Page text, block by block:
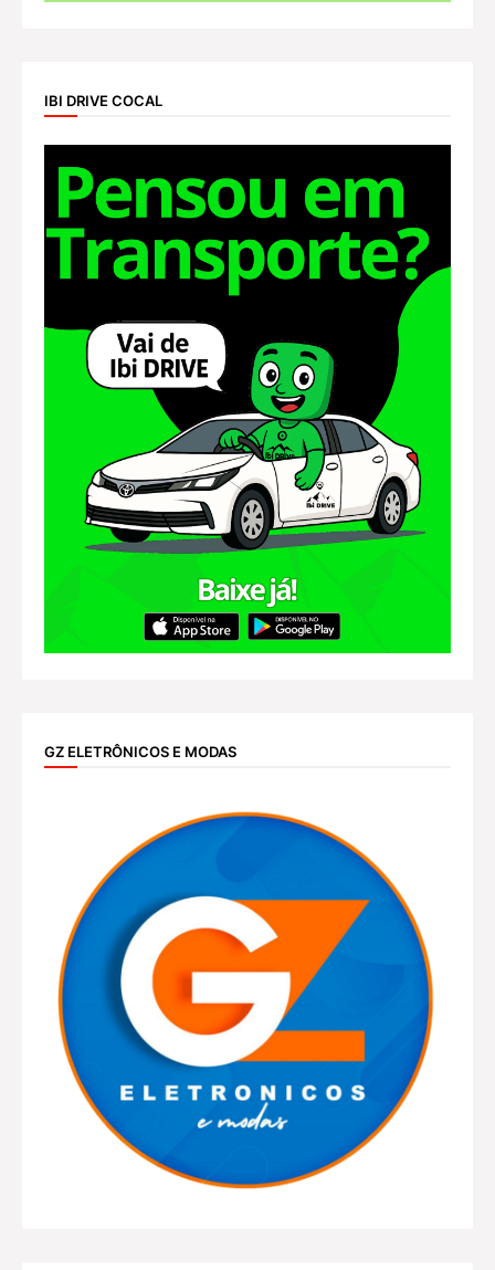
IBI DRIVE COCAL
GZ ELETRÔNICOS E MODAS